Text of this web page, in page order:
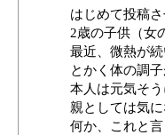
はじめて投稿
2歳の子供（女
最近、微熱が続
とかく体の調子
本人は元気そう
親としては気に
何か、これと